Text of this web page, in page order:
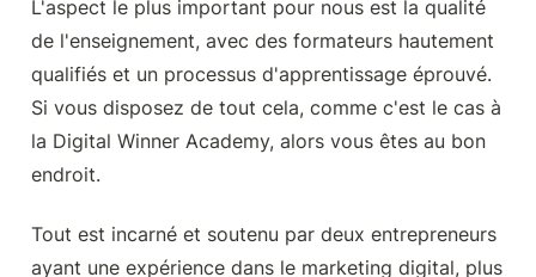
L'aspect le plus important pour nous est la qualité
de l'enseignement, avec des formateurs hautement
qualifiés et un processus d'apprentissage éprouvé.
Si vous disposez de tout cela, comme c'est le cas à
la Digital Winner Academy, alors vous êtes au bon
endroit.
Tout est incarné et soutenu par deux entrepreneurs
ayant une expérience dans le marketing digital, plus